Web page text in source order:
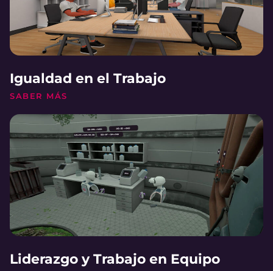
Igualdad en el Trabajo
SABER MÁS
Liderazgo y Trabajo en Equipo